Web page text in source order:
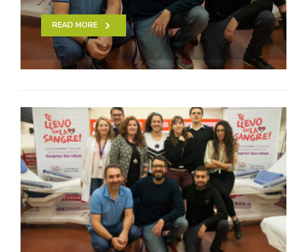
READ MORE